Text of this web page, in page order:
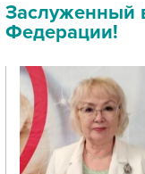
Заслуженный
Федерации!